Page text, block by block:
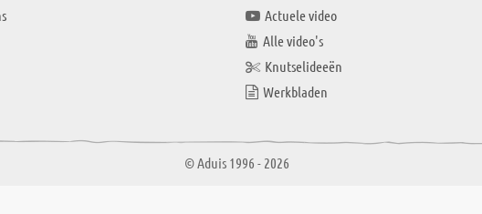
Actuele video
Alle video's
Knutselideeën
Werkbladen
© Aduis 1996 - 2026